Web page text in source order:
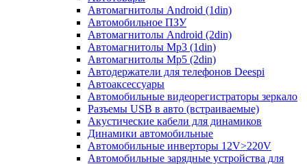
Автомагнитолы Android (1din)
Автомобильное ПЗУ
Автомагнитолы Android (2din)
Автомагнитолы Mp3 (1din)
Автомагнитолы Mp5 (2din)
Автодержатели для телефонов Deespi
Автоаксессуары
Автомобильные видеорегистраторы зеркало
Разъемы USB в авто (встраиваемые)
Акустические кабели для динамиков
Динамики автомобильные
Автомобильные инверторы 12V>220V
Автомобильные зарядные устройства для